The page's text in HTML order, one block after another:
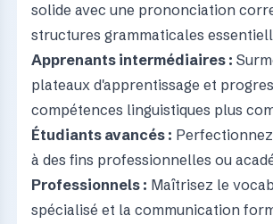
solide avec une prononciation
structures grammaticales
Apprenants intermédiaires :
plateaux d'apprentissage et
compétences linguistiques plus
Étudiants avancés :
à des fins professionnelles ou
Professionnels : Maîtrisez le
spécialisé et la communication